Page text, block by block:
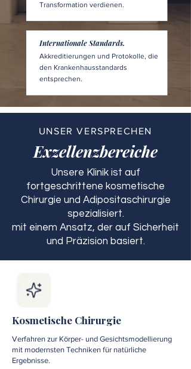
Transformation verdienen.
Internationale Standards.
Akkreditierungen und Protokolle, die
den Krankenhausstandards
entsprechen.
UNSER VERSPRECHEN
Exzellenzbereiche
Unsere Klinik ist auf
fortgeschrittene kosmetische
Chirurgie und Adipositaschirurgie
spezialisiert.
mit einem Ansatz, der auf Sicherheit
und Präzision basiert.
Kosmetische Chirurgie
Verfahren zur Körper- und Gesichtsmodellierung
mit modernsten Techniken für natürliche
Ergebnisse.